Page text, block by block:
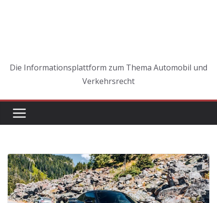
Die Informationsplattform zum Thema Automobil und
Verkehrsrecht